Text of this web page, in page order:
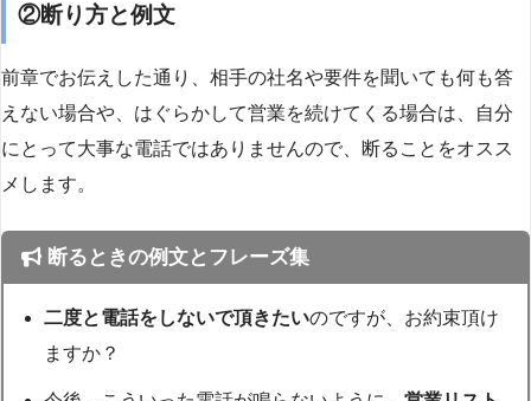
②断り方と例文
前章でお伝えした通り、相手の社名や要件を聞いても何も答
えない場合や、はぐらかして営業を続けてくる場合は、自分
にとって大事な電話ではありませんので、断ることをオスス
メします。
断るときの例文とフレーズ集
二度と電話をしないで頂きたいのですが、お約束頂け
ますか？